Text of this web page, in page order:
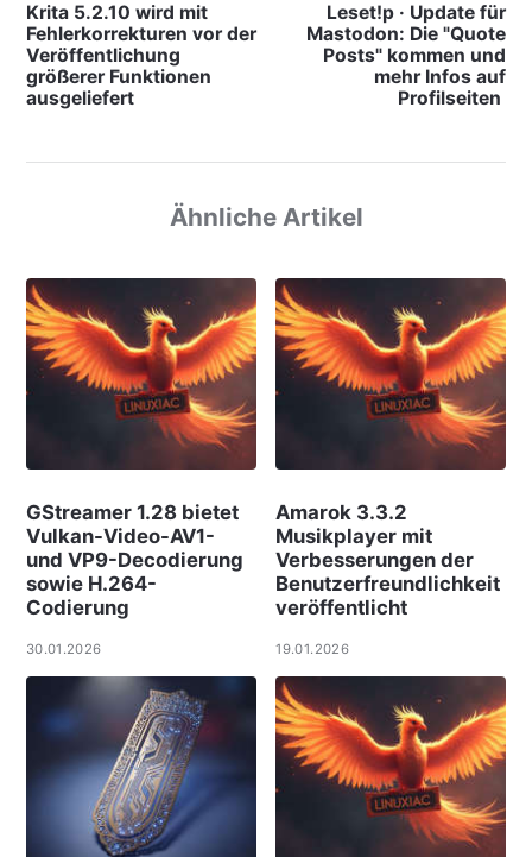
Krita 5.2.10 wird mit
Fehlerkorrekturen vor der
Veröffentlichung
größerer Funktionen
ausgeliefert
Leset!p · Update für
Mastodon: Die "Quote
Posts" kommen und
mehr Infos auf
Profilseiten
Ähnliche Artikel
GStreamer 1.28 bietet
Vulkan-Video-AV1-
und VP9-Decodierung
sowie H.264-
Codierung
30.01.2026
Amarok 3.3.2
Musikplayer mit
Verbesserungen der
Benutzerfreundlichkeit
veröffentlicht
19.01.2026